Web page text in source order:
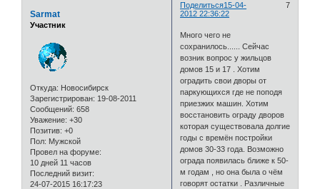
Поделиться 7
15-04-
2012 22:36:22
Sarmat
Участник
Откуда: Новосибирск
Зарегистрирован: 19-08-2011
Сообщений: 658
Уважение: +30
Позитив: +0
Пол: Мужской
Провел на форуме:
10 дней 11 часов
Последний визит:
24-07-2015 16:17:23
Много чего не
сохранилось...... Сейчас
возник вопрос у жильцов
домов 15 и 17 . Хотим
оградить свои дворы от
паркующихся где не поподя
приезжих машин. Хотим
восстановить ограду дворов
которая существовала долгие
годы с времён постройки
домов 30-33 года. Возможно
ограда появилась ближе к 50-
м годам , но она была о чём
говорят остатки . Различные